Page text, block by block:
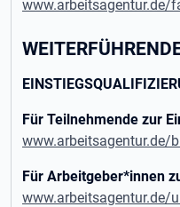
www.arbeitsagentur.de/
Für Teilnehmende zur
Für Arbeitgeber*innen
www.arbeitsagentur.de/